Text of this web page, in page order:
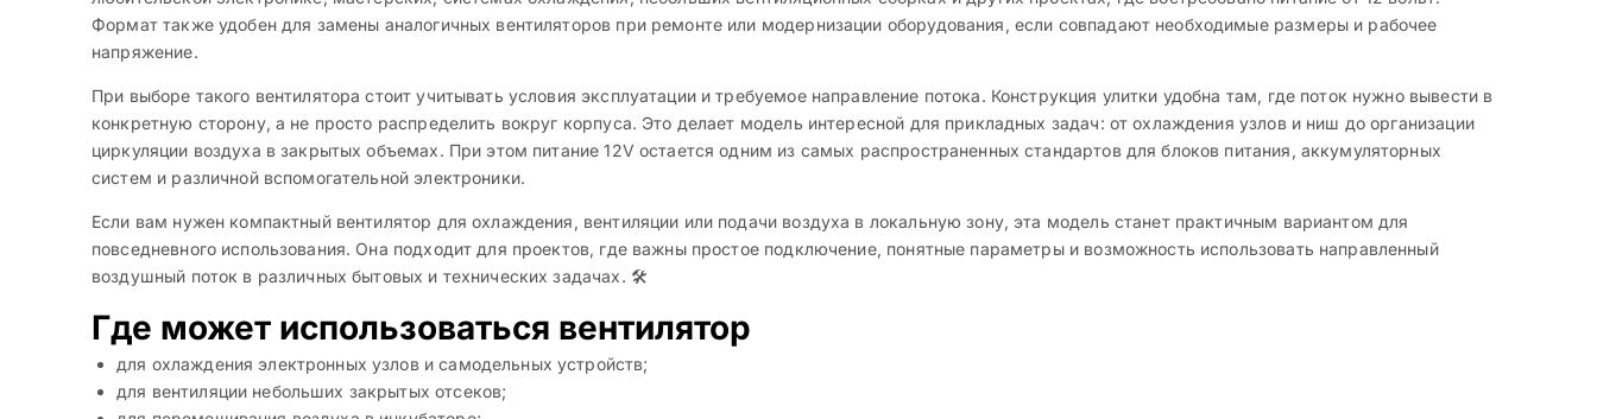
Формат также удобен для замены аналогичных вентиляторов при ремонте или модернизации оборудования, если совпадают необходимые размеры и рабочее
напряжение.
При выборе такого вентилятора стоит учитывать условия эксплуатации и требуемое направление потока. Конструкция улитки удобна там, где поток нужно вывести в
конкретную сторону, а не просто распределить вокруг корпуса. Это делает модель интересной для прикладных задач: от охлаждения узлов и ниш до организации
циркуляции воздуха в закрытых объемах. При этом питание 12V остается одним из самых распространенных стандартов для блоков питания, аккумуляторных
систем и различной вспомогательной электроники.
Если вам нужен компактный вентилятор для охлаждения, вентиляции или подачи воздуха в локальную зону, эта модель станет практичным вариантом для
повседневного использования. Она подходит для проектов, где важны простое подключение, понятные параметры и возможность использовать направленный
воздушный поток в различных бытовых и технических задачах. 🛠️
Где может использоваться вентилятор
для охлаждения электронных узлов и самодельных устройств;
для вентиляции небольших закрытых отсеков;